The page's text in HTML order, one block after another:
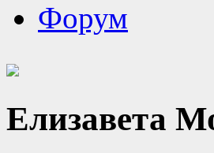
Форум
Елизавета